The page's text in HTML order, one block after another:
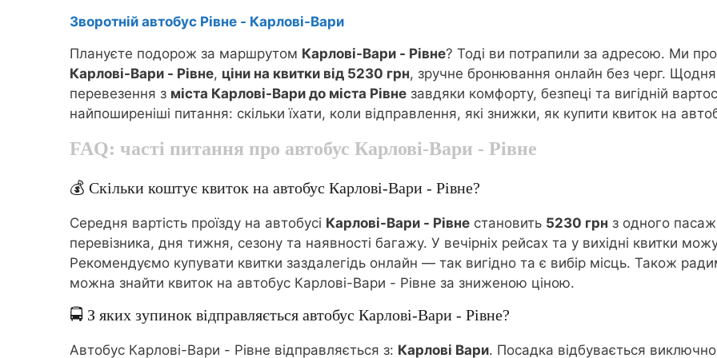
Зворотній автобус Рівне - Карлові-Вари
Плануєте подорож за маршрутом Карлові-Вари - Рівне? Тоді ви потрапили за адресою. Ми
Карлові-Вари - Рівне, ціни на квитки від 5230 грн, зручне бронювання онлайн без черг.
перевезення з міста Карлові-Вари до міста Рівне завдяки комфорту, безпеці та вигідній
найпоширеніші питання: скільки їхати, коли відправлення, які знижки, як купити квиток на
FAQ: часті питання про автобус Карлові-Вари - Рівне
💰 Скільки коштує квиток на автобус Карлові-Вари - Рівне?
Середня вартість проїзду на автобусі Карлові-Вари - Рівне становить 5230 грн з одного
перевізника, дня тижня, сезону та наявності багажу. У вечірніх рейсах та у вихідні квитки
Рекомендуємо купувати квитки заздалегідь онлайн — так вигідно та є вибір місць. Також
можна знайти квиток на автобус Карлові-Вари - Рівне за зниженою ціною.
🚍 З яких зупинок відправляється автобус Карлові-Вари - Рівне?
Автобус Карлові-Вари - Рівне відправляється з: Карлові Вари. Посадка відбувається